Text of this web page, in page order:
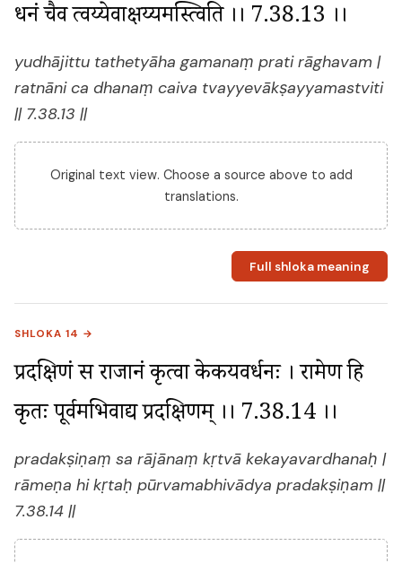
धनं चैव त्वय्येवाक्षय्यमस्त्विति ।। 7.38.13 ।।
yudhājittu tathetyāha gamanaṃ prati rāghavam |
ratnāni ca dhanaṃ caiva tvayyevākṣayyamastviti
|| 7.38.13 ||
Original text view. Choose a source above to add
translations.
Full shloka meaning
SHLOKA 14 →
प्रदक्षिणं स राजानं कृत्वा केकयवर्धनः । रामेण हि
कृतः पूर्वमभिवाद्य प्रदक्षिणम् ।। 7.38.14 ।।
pradakṣiṇaṃ sa rājānaṃ kṛtvā kekayavardhanaḥ |
rāmeṇa hi kṛtaḥ pūrvamabhivādya pradakṣiṇam ||
7.38.14 ||